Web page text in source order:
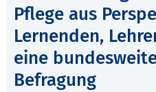
Pflege aus
Lernenden,
eine
Befragung